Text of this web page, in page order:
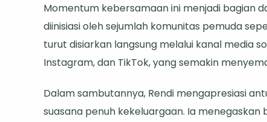
Warga
Ajak
Momentum kebersamaan ini menjadi bagian
diinisiasi oleh sejumlah komunitas pemuda
turut disiarkan langsung melalui kanal media
Instagram, dan TikTok, yang semakin
Dalam sambutannya, Rendi mengapresiasi
suasana penuh kekeluargaan. Ia